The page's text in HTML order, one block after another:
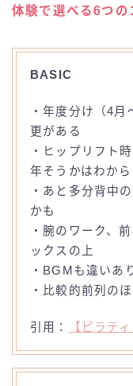
体験で選べる6つの
BASIC
・年度分け（4
更がある
・ヒップリフト
年そうかはわから
・あと多分背中
かも
・腕のワーク、
ックスの上
・BGMも違いあ
・比較的前列の
引用： 【ピラテ